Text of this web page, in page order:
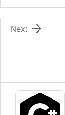

Next